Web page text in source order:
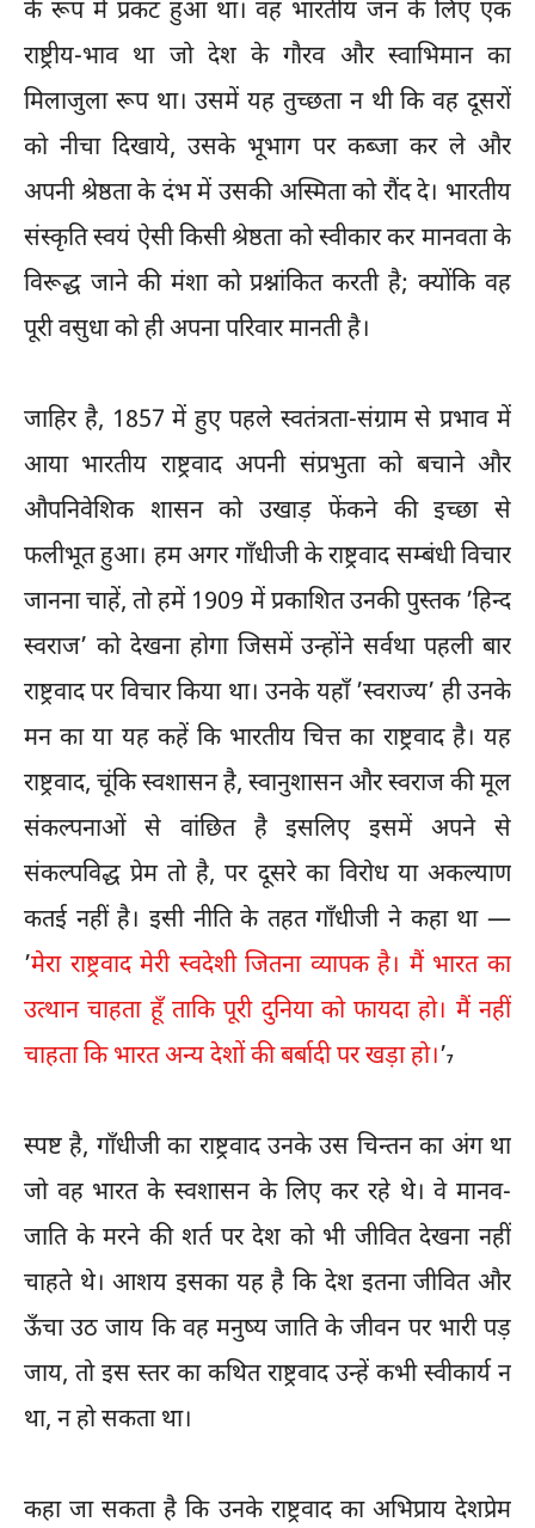
के रूप में प्रकट हुआ था। वह भारतीय जन के लिए एक
राष्ट्रीय-भाव था जो देश के गौरव और स्वाभिमान का
मिलाजुला रूप था। उसमें यह तुच्छता न थी कि वह दूसरों
को नीचा दिखाये, उसके भूभाग पर कब्जा कर ले और
अपनी श्रेष्ठता के दंभ में उसकी अस्मिता को रौंद दे। भारतीय
संस्कृति स्वयं ऐसी किसी श्रेष्ठता को स्वीकार कर मानवता के
विरूद्ध जाने की मंशा को प्रश्नांकित करती है; क्योंकि वह
पूरी वसुधा को ही अपना परिवार मानती है।
जाहिर है, 1857 में हुए पहले स्वतंत्रता-संग्राम से प्रभाव में
आया भारतीय राष्ट्रवाद अपनी संप्रभुता को बचाने और
औपनिवेशिक शासन को उखाड़ फेंकने की इच्छा से
फलीभूत हुआ। हम अगर गाँधीजी के राष्ट्रवाद सम्बंधी विचार
जानना चाहें, तो हमें 1909 में प्रकाशित उनकी पुस्तक ’हिन्द
स्वराज’ को देखना होगा जिसमें उन्होंने सर्वथा पहली बार
राष्ट्रवाद पर विचार किया था। उनके यहाँ ’स्वराज्य’ ही उनके
मन का या यह कहें कि भारतीय चित्त का राष्ट्रवाद है। यह
राष्ट्रवाद, चूंकि स्वशासन है, स्वानुशासन और स्वराज की मूल
संकल्पनाओं से वांछित है इसलिए इसमें अपने से
संकल्पविद्ध प्रेम तो है, पर दूसरे का विरोध या अकल्याण
कतई नहीं है। इसी नीति के तहत गाँधीजी ने कहा था —
’मेरा राष्ट्रवाद मेरी स्वदेशी जितना व्यापक है। मैं भारत का
उत्थान चाहता हूँ ताकि पूरी दुनिया को फायदा हो। मैं नहीं
चाहता कि भारत अन्य देशों की बर्बादी पर खड़ा हो।’7
स्पष्ट है, गाँधीजी का राष्ट्रवाद उनके उस चिन्तन का अंग था
जो वह भारत के स्वशासन के लिए कर रहे थे। वे मानव-
जाति के मरने की शर्त पर देश को भी जीवित देखना नहीं
चाहते थे। आशय इसका यह है कि देश इतना जीवित और
ऊँचा उठ जाय कि वह मनुष्य जाति के जीवन पर भारी पड़
जाय, तो इस स्तर का कथित राष्ट्रवाद उन्हें कभी स्वीकार्य न
था, न हो सकता था।
कहा जा सकता है कि उनके राष्ट्रवाद का अभिप्राय देशप्रेम